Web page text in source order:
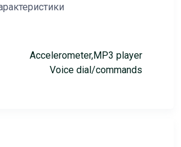
Accelerometer,MP3 player
Voice dial/commands